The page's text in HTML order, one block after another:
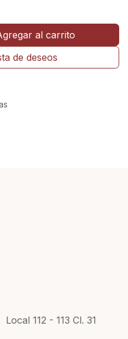
al carrito
de deseos
112 - 113 Cl. 31